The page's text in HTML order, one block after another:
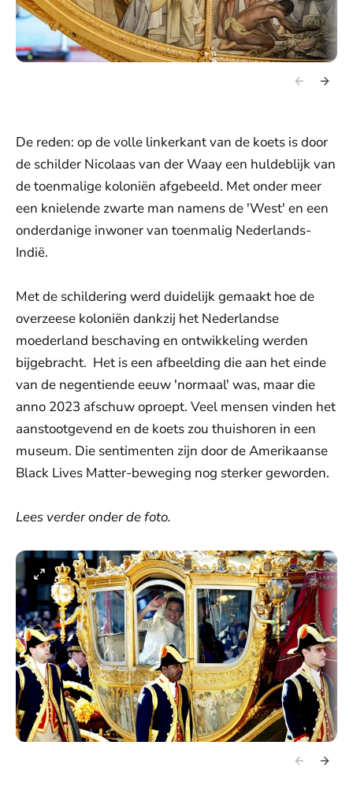
De reden: op de volle linkerkant van de koets is door
de schilder Nicolaas van der Waay een huldeblijk van
de toenmalige koloniën afgebeeld. Met onder meer
een knielende zwarte man namens de 'West' en een
onderdanige inwoner van toenmalig Nederlands-
Indië.
Met de schildering werd duidelijk gemaakt hoe de
overzeese koloniën dankzij het Nederlandse
moederland beschaving en ontwikkeling werden
bijgebracht. Het is een afbeelding die aan het einde
van de negentiende eeuw 'normaal' was, maar die
anno 2023 afschuw oproept. Veel mensen vinden het
aanstootgevend en de koets zou thuishoren in een
museum. Die sentimenten zijn door de Amerikaanse
Black Lives Matter-beweging nog sterker geworden.
Lees verder onder de foto.